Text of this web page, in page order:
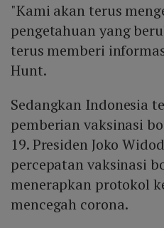
"Kami akan terus
pengetahuan yang
terus memberi
Hunt.
Sedangkan Indonesia
pemberian vaksinasi
19. Presiden Joko
percepatan vaksinasi
menerapkan protokol
mencegah corona.